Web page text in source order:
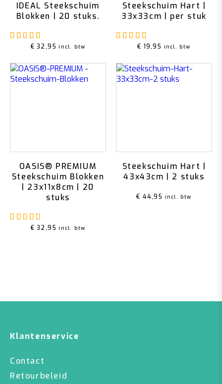
IDEAL Steekschuim
Blokken | 20 stuks.
uit 5
€ 32,95 incl. btw
Steekschuim Hart |
33x33cm | per stuk
€ 19,95 incl. btw
OASIS® PREMIUM
Steekschuim Blokken
| 23x11x8cm | 20
stuks
€ 32,95 incl. btw
Steekschuim Hart |
43x43cm | 2 stuks
€ 44,95 incl. btw
Klantenservice
Contact
Retourbeleid